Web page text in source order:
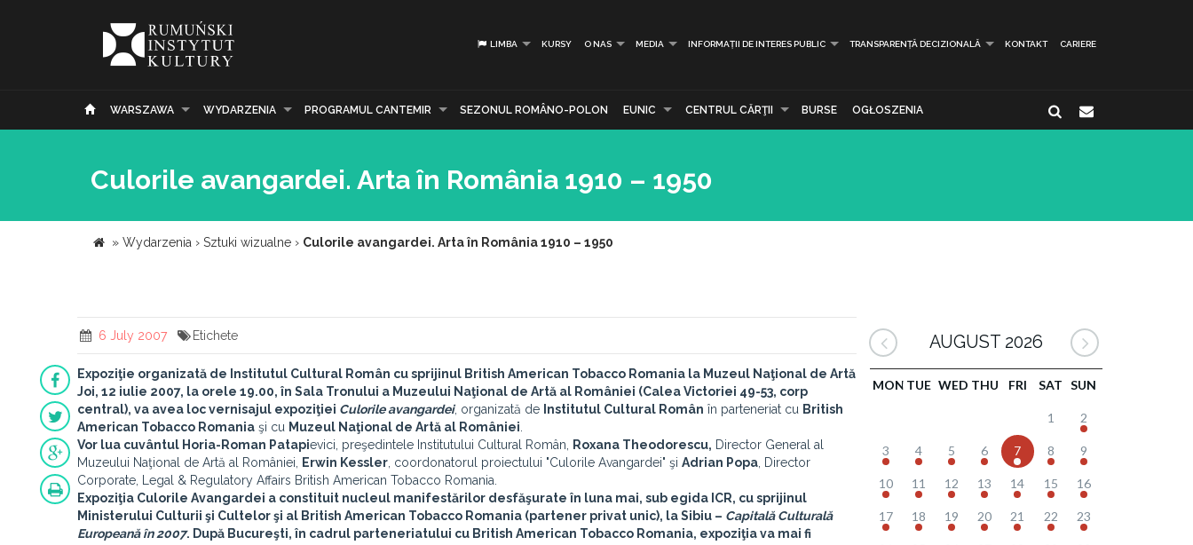
LIMBA KURSY O NAS MEDIA INFORMAȚII DE INTERES PUBLIC TRANSPARENȚĂ DECIZIONALĂ KONTAKT CARIERE
WARSZAWA WYDARZENIA PROGRAMUL CANTEMIR SEZONUL ROMÂNO-POLON EUNIC CENTRUL CĂRŢII BURSE OGŁOSZENIA
Culorile avangardei. Arta în România 1910 – 1950
» Wydarzenia › Sztuki wizualne › Culorile avangardei. Arta în România 1910 – 1950
6 July 2007 Etichete
Expoziţie organizată de Institutul Cultural Român cu sprijinul British American Tobacco Romania la Muzeul Naţional de Artă
Joi, 12 iulie 2007, la orele 19.00, în Sala Tronului a Muzeului Naţional de Artă al României (Calea Victoriei 49-53, corp
central), va avea loc vernisajul expoziţiei Culorile avangardei, organizată de Institutul Cultural Român în parteneriat cu British
American Tobacco Romania şi cu Muzeul Naţional de Artă al României
Vor lua cuvântul Horia-Roman Patapievici, preşedintele Institutului Cultural Român, Roxana Theodorescu, Director General al
Muzeului Naţional de Artă al României,
Erwin Kessler , coordonatorul proiectului "Culorile Avangardei" şi Adrian Popa , Director
Corporate, Legal & Regulatory Affairs British American Tobacco Romania.
Expoziţia Culorile Avangardei a constituit nucleul manifestărilor desfăşurate în luna mai, sub egida ICR, cu sprijinul
Ministerului Culturii şi Cultelor şi al British American Tobacco Romania (partener privat unic), la Sibiu – Capitală Culturală
Europeană în 2007. După Bucureşti, în cadrul parteneriatului cu British American Tobacco Romania, expoziţia va mai fi
AUGUST 2026
MON TUE WED THU FRI SAT SUN
1 2
3 4 5 6 7 8 9
10 11 12 13 14 15 16
17 18 19 20 21 22 23